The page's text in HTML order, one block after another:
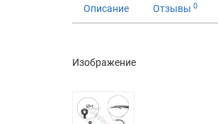
Описание Отзывы 0
Изображение